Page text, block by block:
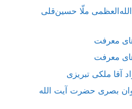
ملّا حسین‌قلی
معرفت
معرفت
آقا ملکی تبریزی
بصری حضرت آیت الله